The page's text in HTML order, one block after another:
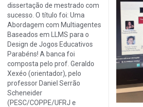
dissertação de mestrado com
sucesso. O título foi: Uma
Abordagem com Multiagentes
Baseados em LLMS para o
Design de Jogos Educativos
Parabéns! A banca foi
composta pelo prof. Geraldo
Xexéo (orientador), pelo
professor Daniel Serrão
Scheneider
(PESC/COPPE/UFRJ e